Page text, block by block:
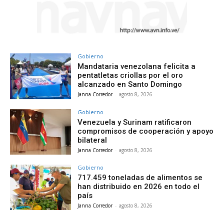
Gobierno
Mandataria venezolana felicita a
pentatletas criollas por el oro
alcanzado en Santo Domingo
Janna Corredor - agosto 8, 2026
Gobierno
Venezuela y Surinam ratificaron
compromisos de cooperación y apoyo
bilateral
Janna Corredor - agosto 8, 2026
Gobierno
717.459 toneladas de alimentos se
han distribuido en 2026 en todo el
país
Janna Corredor - agosto 8, 2026